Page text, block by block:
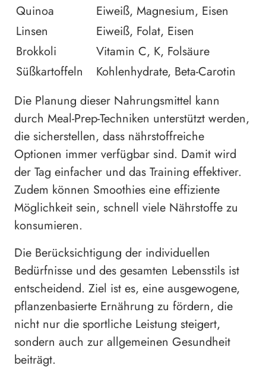
Quinoa
Eiweiß, Magnesium, Eisen
Linsen
Eiweiß, Folat, Eisen
Brokkoli
Vitamin C, K, Folsäure
Süßkartoffeln
Kohlenhydrate, Beta-Carotin
Die Planung dieser Nahrungsmittel kann
durch Meal-Prep-Techniken unterstützt werden,
die sicherstellen, dass nährstoffreiche
Optionen immer verfügbar sind. Damit wird
der Tag einfacher und das Training effektiver.
Zudem können Smoothies eine effiziente
Möglichkeit sein, schnell viele Nährstoffe zu
konsumieren.
Die Berücksichtigung der individuellen
Bedürfnisse und des gesamten Lebensstils ist
entscheidend. Ziel ist es, eine ausgewogene,
pflanzenbasierte Ernährung zu fördern, die
nicht nur die sportliche Leistung steigert,
sondern auch zur allgemeinen Gesundheit
beiträgt.